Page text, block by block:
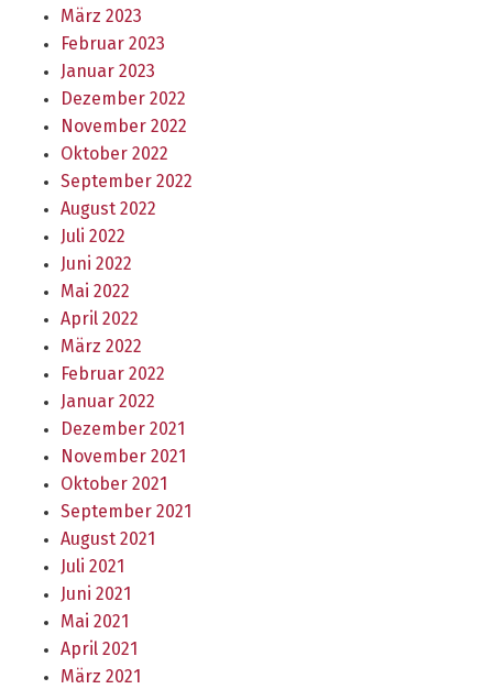
März 2023
Februar 2023
Januar 2023
Dezember 2022
November 2022
Oktober 2022
September 2022
August 2022
Juli 2022
Juni 2022
Mai 2022
April 2022
März 2022
Februar 2022
Januar 2022
Dezember 2021
November 2021
Oktober 2021
September 2021
August 2021
Juli 2021
Juni 2021
Mai 2021
April 2021
März 2021